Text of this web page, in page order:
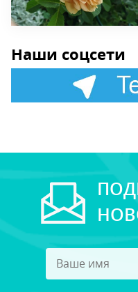
Наши соцсети